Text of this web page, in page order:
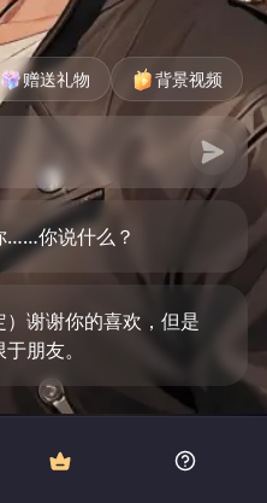
赠送礼物 背景视频
……你说什么？
谢谢你的喜欢，但是
朋友。